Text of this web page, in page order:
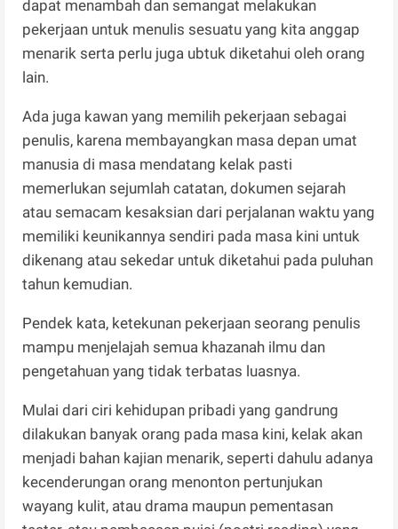
dapat menambah dan semangat melakukan
pekerjaan untuk menulis sesuatu yang kita anggap
menarik serta perlu juga ubtuk diketahui oleh orang
lain.
Ada juga kawan yang memilih pekerjaan sebagai
penulis, karena membayangkan masa depan umat
manusia di masa mendatang kelak pasti
memerlukan sejumlah catatan, dokumen sejarah
atau semacam kesaksian dari perjalanan waktu yang
memiliki keunikannya sendiri pada masa kini untuk
dikenang atau sekedar untuk diketahui pada puluhan
tahun kemudian.
Pendek kata, ketekunan pekerjaan seorang penulis
mampu menjelajah semua khazanah ilmu dan
pengetahuan yang tidak terbatas luasnya.
Mulai dari ciri kehidupan pribadi yang gandrung
dilakukan banyak orang pada masa kini, kelak akan
menjadi bahan kajian menarik, seperti dahulu adanya
kecenderungan orang menonton pertunjukan
wayang kulit, atau drama maupun pementasan